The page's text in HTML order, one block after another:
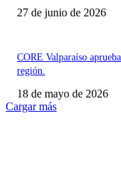
27 de junio de 2026
CORE Valparaíso
región.
18 de mayo de 2026
Cargar más